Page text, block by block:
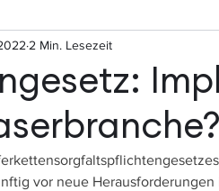
2 Min. Lesezeit
vor neue Herausforderungen